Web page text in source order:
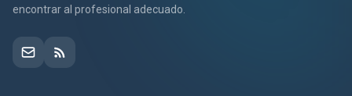
encontrar al profesional adecuado.